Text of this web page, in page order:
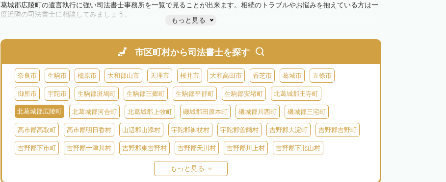
葛城郡広陵町の遺言執行に強い司法書士事務所を一覧で見ることが出来ます。相続のトラブルやお悩みを抱えている方は一
度近隣の司法書士に相談してみましょう。
もっと見る
市区町村から司法書士を探す
奈良市 生駒市 橿原市 大和郡山市 天理市 桜井市 大和高田市 香芝市 葛城市 五條市
御所市 宇陀市 生駒郡斑鳩町 生駒郡三郷町 生駒郡平群町 生駒郡安堵町 北葛城郡王寺町
北葛城郡広陵町 北葛城郡河合町 北葛城郡上牧町 磯城郡田原本町 磯城郡川西町 磯城郡三宅町
高市郡高取町 高市郡明日香村 山辺郡山添村 宇陀郡御杖村 宇陀郡曽爾村 吉野郡大淀町 吉野郡吉野町
吉野郡下市町 吉野郡十津川村 吉野郡東吉野村 吉野郡天川村 吉野郡川上村 吉野郡下北山村
もっと見る